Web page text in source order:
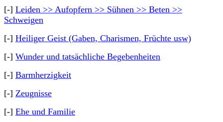
[-] Leiden >> Aufopfern >> Sühnen >> Beten >>
Schweigen
[-] Heiliger Geist (Gaben, Charismen, Früchte usw)
[-] Wunder und tatsächliche Begebenheiten
[-] Barmherzigkeit
[-] Zeugnisse
[-] Ehe und Familie